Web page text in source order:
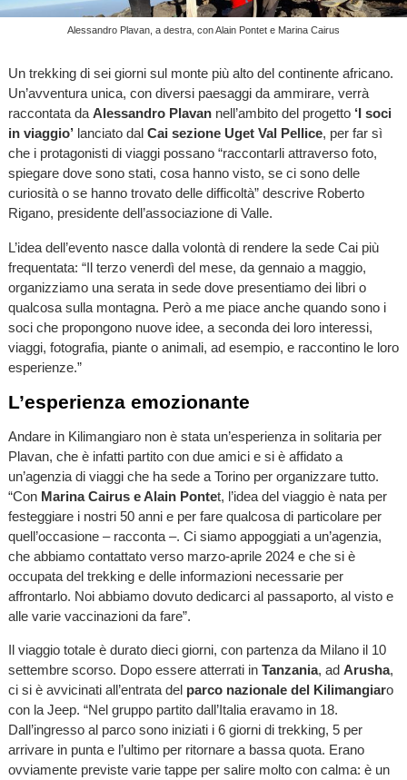
Alessandro Plavan, a destra, con Alain Pontet e Marina Cairus
Un trekking di sei giorni sul monte più alto del continente africano.
Un’avventura unica, con diversi paesaggi da ammirare, verrà
raccontata da Alessandro Plavannell’ambito del progetto ‘I soci
in viaggio’lanciato dal Cai sezione Uget Val Pellice, per far sì
che i protagonisti di viaggi possano “raccontarli attraverso foto,
spiegare dove sono stati, cosa hanno visto, se ci sono delle
curiosità o se hanno trovato delle difficoltà” descrive Roberto
Rigano, presidente dell’associazione di Valle.
L’idea dell’evento nasce dalla volontà di rendere la sede Cai più
frequentata: “Il terzo venerdì del mese, da gennaio a maggio,
organizziamo una serata in sede dove presentiamo dei libri o
qualcosa sulla montagna. Però a me piace anche quando sono i
soci che propongono nuove idee, a seconda dei loro interessi,
viaggi, fotografia, piante o animali, ad esempio, e raccontino le loro
esperienze.”
L’esperienza emozionante
Andare in Kilimangiaro non è stata un’esperienza in solitaria per
Plavan, che è infatti partito con due amici e si è affidato a
un’agenzia di viaggi che ha sede a Torino per organizzare tutto.
“Con Marina Cairus e Alain Pontet, l’idea del viaggio è nata per
festeggiare i nostri 50 anni e per fare qualcosa di particolare per
quell’occasione – racconta –. Ci siamo appoggiati a un’agenzia,
che abbiamo contattato verso marzo-aprile 2024 e che si è
occupata del trekking e delle informazioni necessarie per
affrontarlo. Noi abbiamo dovuto dedicarci al passaporto, al visto e
alle varie vaccinazioni da fare”.
Il viaggio totale è durato dieci giorni, con partenza da Milano il 10
settembre scorso. Dopo essere atterrati in Tanzania, ad Arusha,
ci si è avvicinati all’entrata del parco nazionale del Kilimangiaro
con la Jeep. “Nel gruppo partito dall’Italia eravamo in 18.
Dall’ingresso al parco sono iniziati i 6 giorni di trekking, 5 per
arrivare in punta e l’ultimo per ritornare a bassa quota. Erano
ovviamente previste varie tappe per salire molto con calma: è un